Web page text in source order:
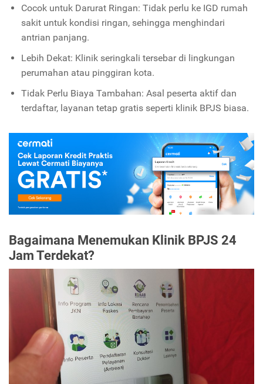
Cocok untuk Darurat Ringan: Tidak perlu ke IGD rumah
sakit untuk kondisi ringan, sehingga menghindari
antrian panjang.
Lebih Dekat: Klinik seringkali tersebar di lingkungan
perumahan atau pinggiran kota.
Tidak Perlu Biaya Tambahan: Asal peserta aktif dan
terdaftar, layanan tetap gratis seperti klinik BPJS biasa.
Bagaimana Menemukan Klinik BPJS 24
Jam Terdekat?